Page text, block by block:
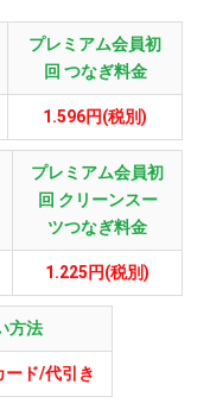
プレミアム会員初
回 つなぎ料金
1.596円(税別)
プレミアム会員初
回 クリーンスー
ツつなぎ料金
1.225円(税別)
方法
ード/代引き